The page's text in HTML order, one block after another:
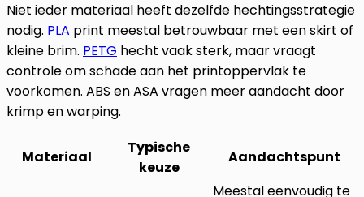
Niet ieder materiaal heeft dezelfde hechtingsstrategie
nodig. PLA print meestal betrouwbaar met een skirt of
kleine brim. PETG hecht vaak sterk, maar vraagt
controle om schade aan het printoppervlak te
voorkomen. ABS en ASA vragen meer aandacht door
krimp en warping.
Materiaal
Typische
keuze
Aandachtspunt
Meestal eenvoudig te